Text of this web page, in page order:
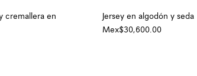
cremallera en
Jersey en algodón y seda
Mex$30,600.00